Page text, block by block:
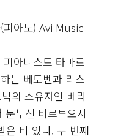
피아노) Avi Music
아니스트 타마르
는 베토벤과 리스
의 소유자인 베라
부신 비르투오시
은 바 있다. 두 번째